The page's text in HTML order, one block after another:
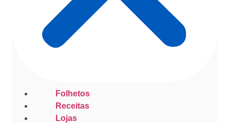
Folhetos
Receitas
Lojas